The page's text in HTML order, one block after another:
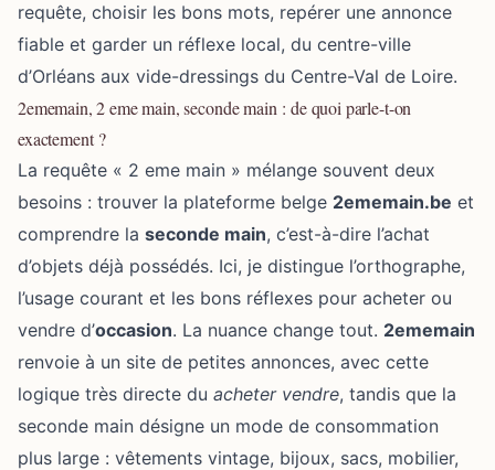
requête, choisir les bons mots, repérer une annonce
fiable et garder un réflexe local, du centre-ville
d’Orléans aux vide-dressings du Centre-Val de Loire.
2ememain, 2 eme main, seconde main : de quoi parle-t-on
exactement ?
La requête « 2 eme main » mélange souvent deux
besoins : trouver la plateforme belge 2ememain.be et
comprendre la seconde main, c’est-à-dire l’achat
d’objets déjà possédés. Ici, je distingue l’orthographe,
l’usage courant et les bons réflexes pour acheter ou
vendre d’occasion. La nuance change tout. 2ememain
renvoie à un site de petites annonces, avec cette
logique très directe du acheter vendre, tandis que la
seconde main désigne un mode de consommation
plus large : vêtements vintage, bijoux, sacs, mobilier,